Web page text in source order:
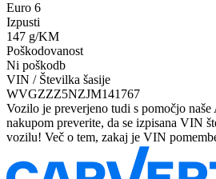
Euro 6
Izpusti
147 g/KM
Poškodovanost
Ni poškodb
VIN / Številka šasije
WVGZZZ5NZJM141767
Vozilo je preverjeno tudi s pomočjo
nakupom preverite, da se izpisana VIN
vozilu! Več o tem, zakaj je VIN